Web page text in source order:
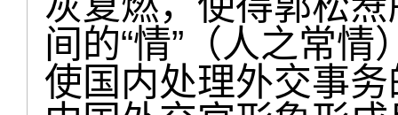
间的“情”（人之常
使国内处理外交事